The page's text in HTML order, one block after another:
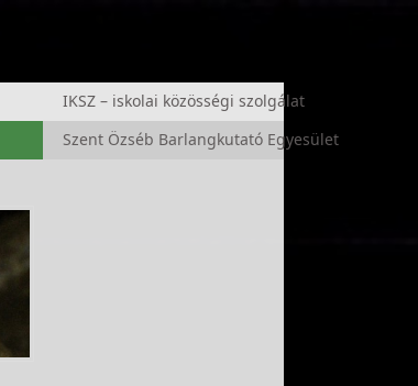
IKSZ – iskolai közösségi szolgálat
Szent Özséb Barlangkutató Egyesület